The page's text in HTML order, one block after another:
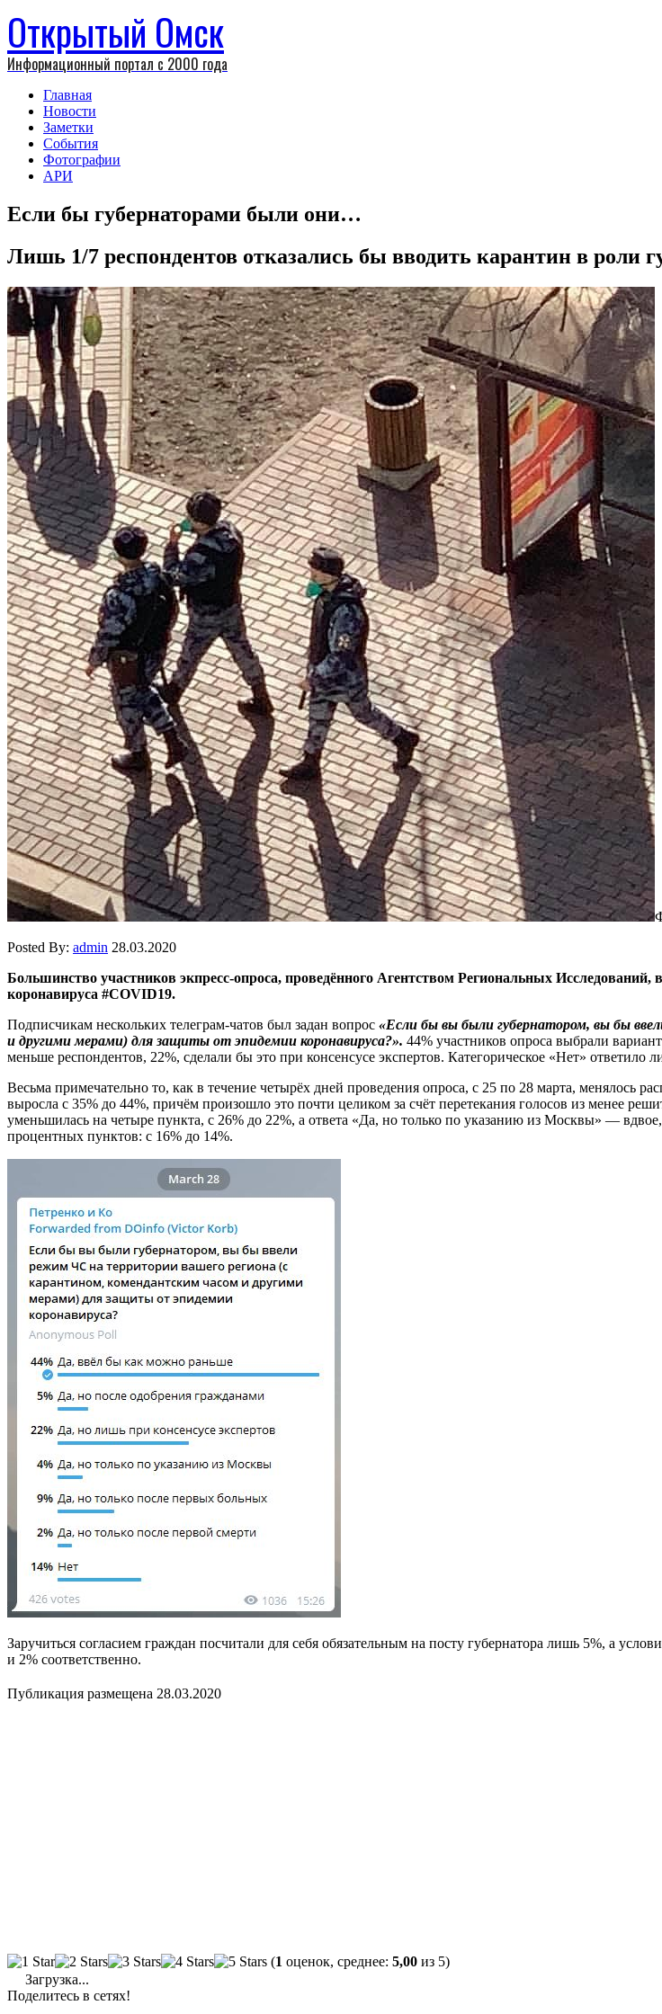
Открытый Омск
Информационный портал с 2000 года
Главная
Новости
Заметки
События
Фотографии
АРИ
Если бы губернаторами были они…
Лишь 1/7 респондентов отказались бы вводить карантин в роли
Posted By: admin 28.03.2020
Большинство участников экпресс-опроса, проведённого Агентством Региональных
коронавируса #COVID19.
Подписчикам нескольких телеграм-чатов был задан вопрос «Если бы вы были губернатором, вы бы
и другими мерами) для защиты от эпидемии коронавируса?». 44% участников опроса выбрали
меньше респондентов, 22%, сделали бы это при консенсусе экспертов. Категорическое «Нет» ответило
Весьма примечательно то, как в течение четырёх дней проведения опроса, с 25 по 28 марта, менялось
выросла с 35% до 44%, причём произошло это почти целиком за счёт перетекания голосов из менее
уменьшилась на четыре пункта, с 26% до 22%, а ответа «Да, но только по указанию из Москвы» —
процентных пунктов: с 16% до 14%.
Заручиться согласием граждан посчитали для себя обязательным на посту губернатора лишь 5%, а
и 2% соответственно.
Публикация размещена 28.03.2020
(1 оценок, среднее: 5,00 из 5)
Загрузка...
Поделитесь в сетях!